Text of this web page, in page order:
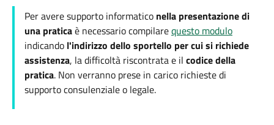
Per avere supporto informatico nella presentazione di
una praticaè necessario compilarequesto modulo
indicando l'indirizzo dello sportello per cui si richiede
assistenza, la difficoltà riscontrata e il codice della
pratica. Non verranno prese in carico richieste di
supporto consulenziale o legale.